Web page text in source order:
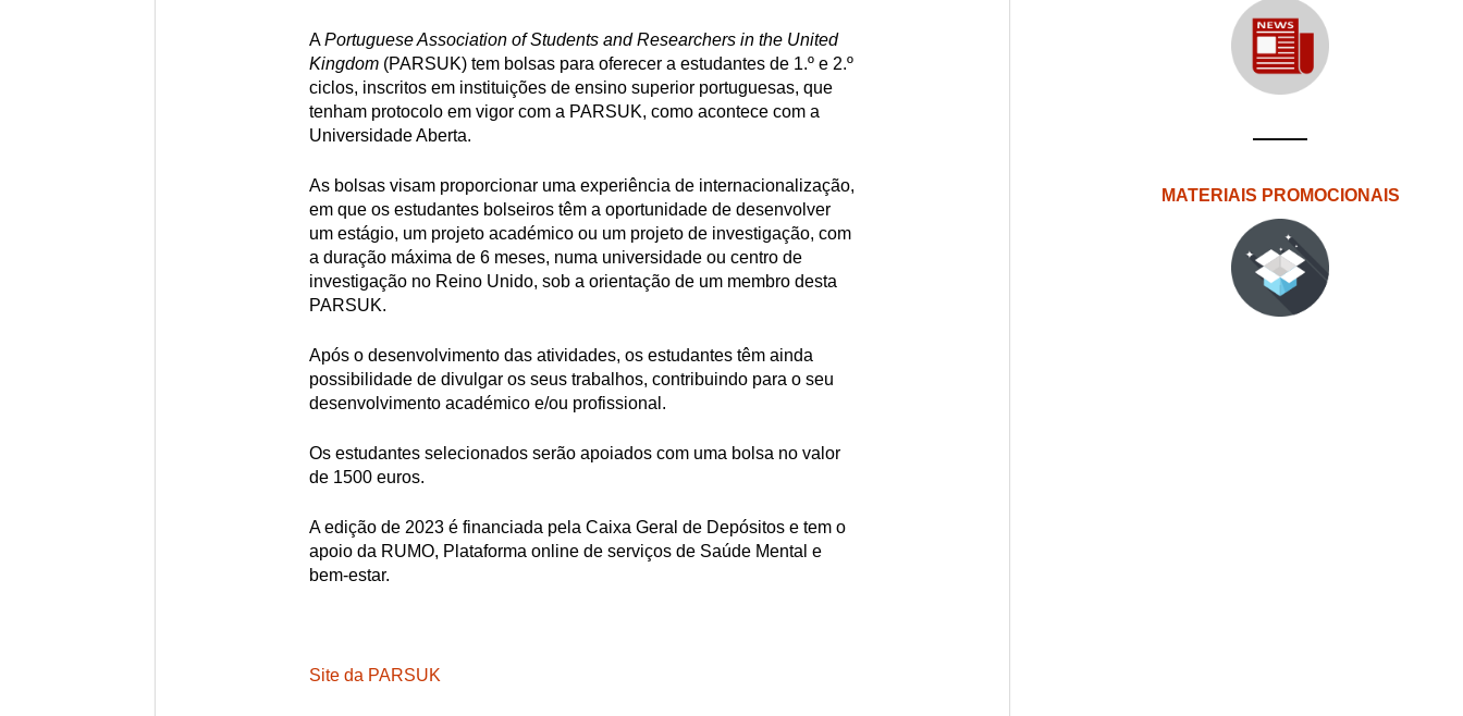
APortuguese Association of Students and Researchers in the United
Kingdom(PARSUK) tem bolsas para oferecer a estudantes de 1.º e 2.º
ciclos, inscritos em instituições de ensino superior portuguesas, que
tenham protocolo em vigor com a PARSUK, como acontece com a
Universidade Aberta.
As bolsas visam proporcionar uma experiência de internacionalização,
em que os estudantes bolseiros têm a oportunidade de desenvolver
um estágio, um projeto académico ou um projeto de investigação, com
a duração máxima de 6 meses, numa universidade ou centro de
investigação no Reino Unido, sob a orientação de um membro desta
PARSUK.
Após o desenvolvimento das atividades, os estudantes têm ainda
possibilidade de divulgar os seus trabalhos, contribuindo para o seu
desenvolvimento académico e/ou profissional.
Os estudantes selecionados serão apoiados com uma bolsa no valor
de 1500 euros.
A edição de 2023 é financiada pela Caixa Geral de Depósitos e tem o
apoio da RUMO, Plataforma online de serviços de Saúde Mental e
bem-estar.
Site da PARSUK
MATERIAIS PROMOCIONAIS